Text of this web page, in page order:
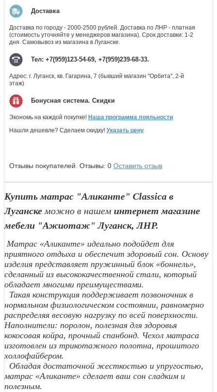
Доставка
Доставка по городу - 2000-2500 рублей. Доставка по ЛНР - платная
(стоимость уточняйте у менеджеров магазина). Срок доставки: 1-2
дня. Самовывоз из магазина в Луганске.
Тел: +7(959)123-54-69, +7(959)239-68-33.
Адрес: г. Луганск, кв. Гагарина, 7 (бывший магазин "Орбита", 2-й
этаж)
Бонусная система. Скидки
Экономь на каждой покупке! Наша программа лояльности
Нашли дешевле? Сделаем скидку! Указать цену
Отзывы покупателей. Отзывы: 0 Оставить отзыв
Купить матрас "Аликанте" Classica в
Луганскеможно в нашем интернет магазине
мебели "Ажиотаж" Луганск, ЛНР.
Матрас «Аликанте» идеально подойдет для
приятного отдыха и обеспечит здоровый сон. Основу
изделия представляет пружинный блок «боннель»,
сделанный из высококачественной стали, который
обладает многими преимуществами.
Такая конструкция поддерживает позвоночник в
нормальном физиологическом состоянии, равномерно
распределяя весовую нагрузку по всей поверхности.
Наполнители: поролон, полезная для здоровья
кокосовая койра, прочный спанбонд. Чехол матраса
изготовлен из трикотажного полотна, прошитого
холлофайбером.
Обладая достаточной жесткостью и упругостью,
матрас «Аликанте» сделает ваш сон сладким и
полезным.